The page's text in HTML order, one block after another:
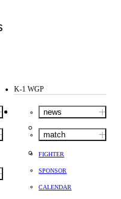
K-1 WGP
news
match
FIGHTER
SPONSOR
CALENDAR